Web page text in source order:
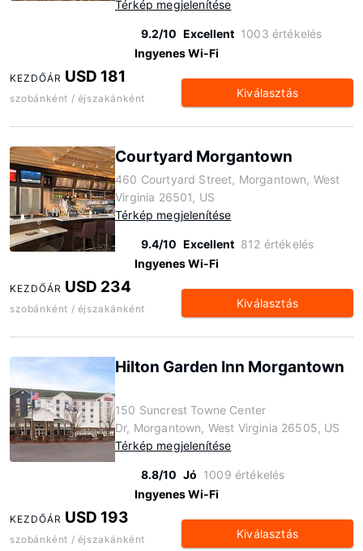
Térkép megjelenítése
9.2/10 Excellent 1003 értékelés
Ingyenes Wi-Fi
KEZDŐÁR USD 181
szobánként / éjszakánként Kiválasztás
Courtyard Morgantown
460 Courtyard Street, Morgantown, West
Virginia 26501, US
Térkép megjelenítése
9.4/10 Excellent 812 értékelés
Ingyenes Wi-Fi
KEZDŐÁR USD 234
szobánként / éjszakánként Kiválasztás
Hilton Garden Inn Morgantown
150 Suncrest Towne Center
Dr, Morgantown, West Virginia 26505, US
Térkép megjelenítése
8.8/10 Jó 1009 értékelés
Ingyenes Wi-Fi
KEZDŐÁR USD 193
szobánként / éjszakánként Kiválasztás